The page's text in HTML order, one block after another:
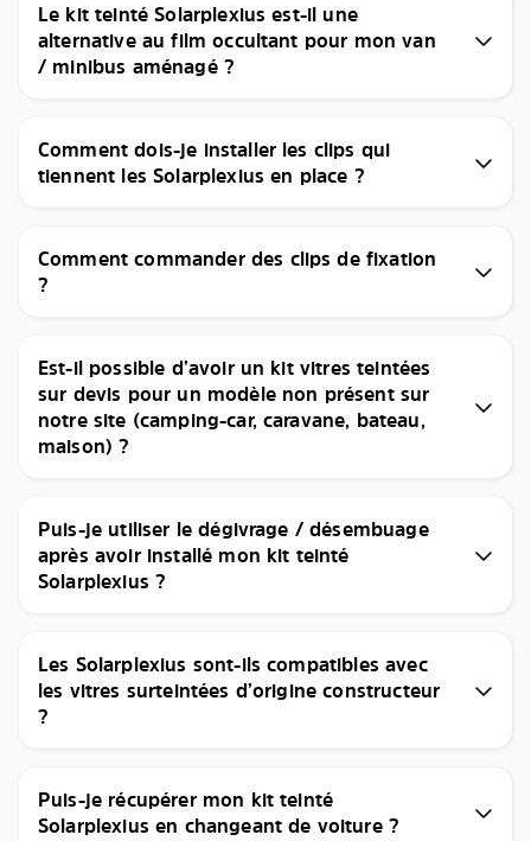
Le kit teinté Solarplexius est-il une
alternative au film occultant pour mon van
/ minibus aménagé ?
Comment dois-je installer les clips qui
tiennent les Solarplexius en place ?
Comment commander des clips de fixation
?
Est-il possible d’avoir un kit vitres teintées
sur devis pour un modèle non présent sur
notre site (camping-car, caravane, bateau,
maison) ?
Puis-je utiliser le dégivrage / désembuage
après avoir installé mon kit teinté
Solarplexius ?
Les Solarplexius sont-ils compatibles avec
les vitres surteintées d’origine constructeur
?
Puis-je récupérer mon kit teinté
Solarplexius en changeant de voiture ?